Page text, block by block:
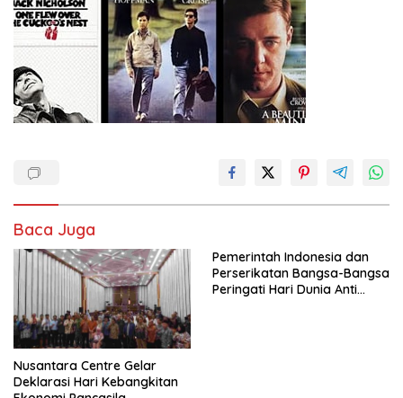
Baca Juga
Nusantara Centre Gelar
Deklarasi Hari Kebangkitan
Pemerintah Indonesia dan
Perserikatan Bangsa-Bangsa
Peringati Hari Dunia Anti